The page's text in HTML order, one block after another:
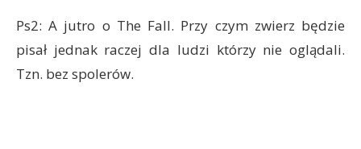
Ps2: A jutro o The Fall. Przy czym zwierz będzie
pisał jednak raczej dla ludzi którzy nie oglądali.
Tzn. bez spolerów.